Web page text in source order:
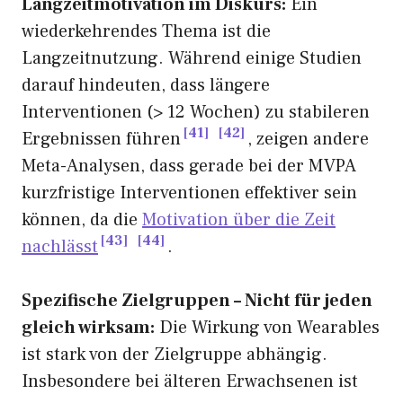
wiederkehrendes Thema ist die
Langzeitnutzung. Während einige Studien
darauf hindeuten, dass längere
Interventionen (> 12 Wochen) zu stabileren
Ergebnissen führen 41 42 , zeigen andere
Meta-Analysen, dass gerade bei der MVPA
kurzfristige Interventionen effektiver sein
können, da die Motivation über die Zeit
nachlässt 43 44 .
Spezifische Zielgruppen – Nicht für jeden
gleich wirksam: Die Wirkung von Wearables
ist stark von der Zielgruppe abhängig.
Insbesondere bei älteren Erwachsenen ist